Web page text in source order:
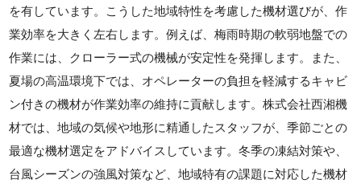
を有しています。こうした地域特性を考慮した機材選びが、作
業効率を大きく左右します。例えば、梅雨時期の軟弱地盤での
作業には、クローラー式の機械が安定性を発揮します。また、
夏場の高温環境下では、オペレーターの負担を軽減するキャビ
ン付きの機材が作業効率の維持に貢献します。株式会社西湘機
材では、地域の気候や地形に精通したスタッフが、季節ごとの
最適な機材選定をアドバイスしています。冬季の凍結対策や、
台風シーズンの強風対策など、地域特有の課題に対応した機材